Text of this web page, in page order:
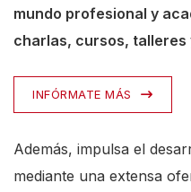
mundo profesional y
charlas, cursos, talleres
INFÓRMATE MÁS
Además, impulsa el
mediante una extensa